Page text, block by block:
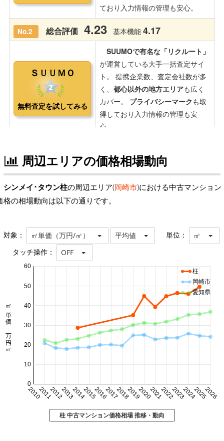
周辺エリアの価格相場動向
シンメイ･タウン柱の周辺エリア(岡崎市)における中古マンション
格の相場動向は以下の通りです。
対象： ㎡単価（万円/㎡） 平均値 単位： ㎡
タッチ操作： OFF
20102011201220132014201520162017201820192020202120222023202420252026
0
10
20
30
40
50
60
㎡単価 万円/㎡
柱
岡崎市
愛知県
柱 中古マンション価格相場 推移・動向